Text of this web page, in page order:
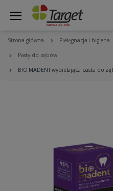
Strona główna Pielęgnacja i higiena
Pasty do zębów
BIO MADENT wybielająca pasta do